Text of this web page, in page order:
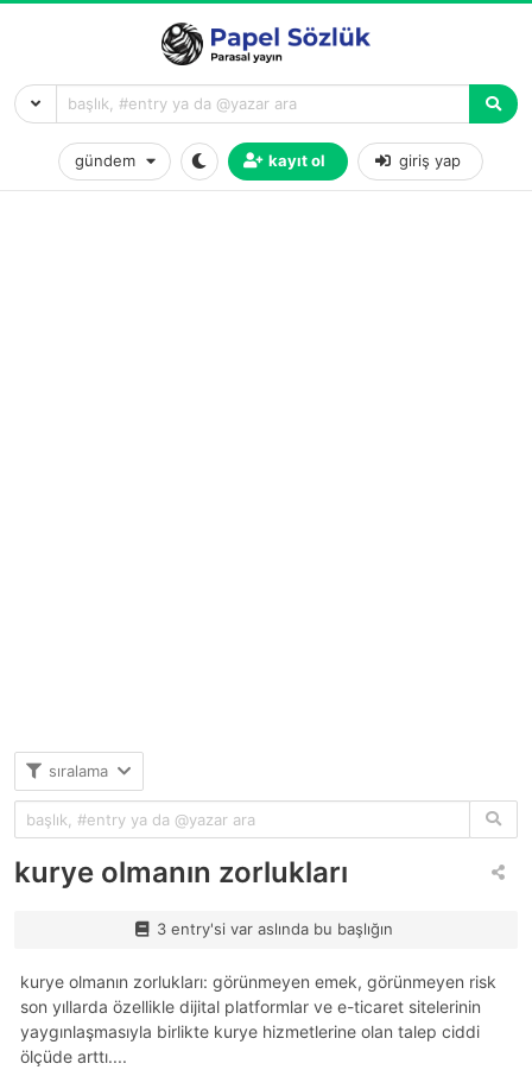
gündem kayıt ol giriş yap
sıralama
kurye olmanın zorlukları
3 entry'si var aslında bu başlığın
kurye olmanın zorlukları: görünmeyen emek, görünmeyen risk
son yıllarda özellikle dijital platformlar ve e-ticaret sitelerinin
yaygınlaşmasıyla birlikte kurye hizmetlerine olan talep ciddi
ölçüde arttı....